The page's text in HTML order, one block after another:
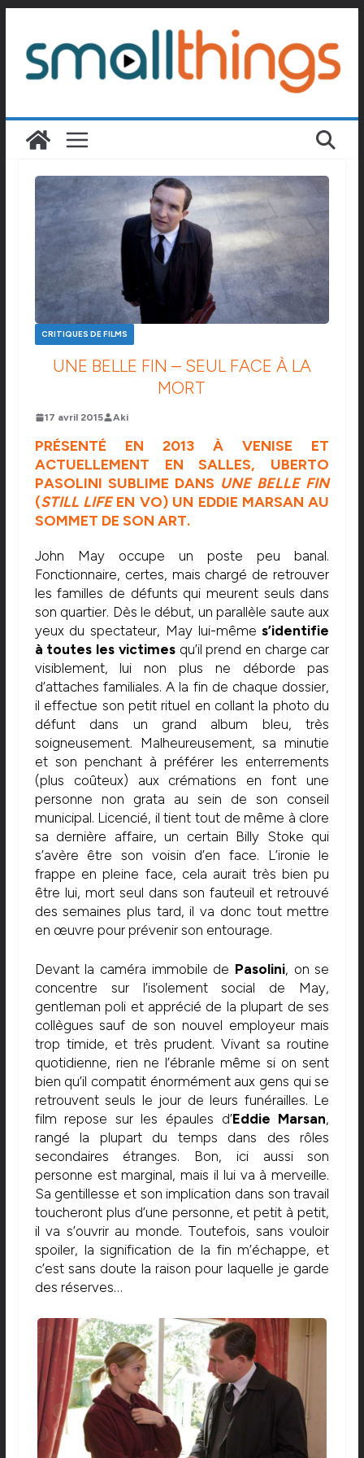
contenu
CRITIQUES DE FILMS
UNE BELLE FIN – SEUL FACE À LA
MORT
17 avril 2015 Aki
PRÉSENTÉ EN 2013 À VENISE ET
ACTUELLEMENT EN SALLES, UBERTO
PASOLINI SUBLIME DANS UNE BELLE FIN
(STILL LIFEEN VO) UN EDDIE MARSAN AU
SOMMET DE SON ART.
John May occupe un poste peu banal.
Fonctionnaire, certes, mais chargé de retrouver
les familles de défunts qui meurent seuls dans
son quartier. Dès le début, un parallèle saute aux
yeux du spectateur, May lui-mêmes’identifie
à toutes les victimesqu’il prend en charge car
visiblement, lui non plus ne déborde pas
d’attaches familiales. A la fin de chaque dossier,
il effectue son petit rituel en collant la photo du
défunt dans un grand album bleu, très
soigneusement. Malheureusement, sa minutie
et son penchant à préférer les enterrements
(plus coûteux) aux crémations en font une
personne non grata au sein de son conseil
municipal. Licencié, il tient tout de même à clore
sa dernière affaire, un certain Billy Stoke qui
s’avère être son voisin d’en face. L’ironie le
frappe en pleine face, cela aurait très bien pu
être lui, mort seul dans son fauteuil et retrouvé
des semaines plus tard, il va donc tout mettre
en œuvre pour prévenir son entourage.
Devant la caméra immobile de Pasolini, on se
concentre sur l’isolement social de May,
gentleman poli et apprécié de la plupart de ses
collègues sauf de son nouvel employeur mais
trop timide, et très prudent. Vivant sa routine
quotidienne, rien ne l’ébranle même si on sent
bien qu’il compatit énormément aux gens qui se
retrouvent seuls le jour de leurs funérailles. Le
film repose sur les épaules d’Eddie Marsan,
rangé la plupart du temps dans des rôles
secondaires étranges. Bon, ici aussi son
personne est marginal, mais il lui va à merveille.
Sa gentillesse et son implication dans son travail
toucheront plus d’une personne, et petit à petit,
il va s’ouvrir au monde. Toutefois, sans vouloir
spoiler, la signification de la fin m’échappe, et
c’est sans doute la raison pour laquelle je garde
des réserves…